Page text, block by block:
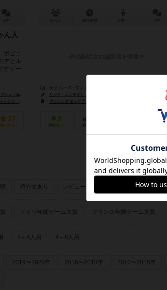
ん人
ポピュ
アヒル
すゲー
Kupsch）
Challenge Centre）
17
持ってる
ケヴィン・G・ヌン（Kevin G. Nunn）
リック・エンライト（Rick Enright）
ダンシング エッグプラント ゲームズ（Dancing Eggplant Games）
2
興味あり 経験あり
25
紹介文あり レビューあり
ドイツ年間ゲーム大賞 フランス年間ゲーム大賞
3～4人用 4～8人用
2019〜2020年 2016〜2018年 2010〜2015年